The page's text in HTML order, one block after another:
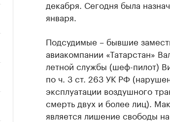
декабря. Сегодня была
января.
Подсудимые – бывшие
авиакомпании «Татарстан»
летной службы (шеф-пилот)
по ч. 3 ст. 263 УК РФ
эксплуатации воздушного
смерть двух и более лиц).
является лишение свободы